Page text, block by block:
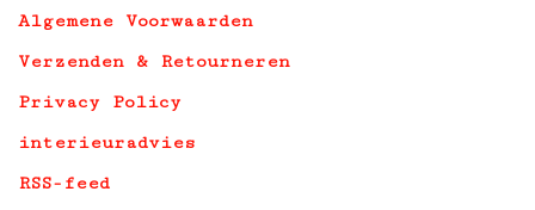
Algemene Voorwaarden
Verzenden & Retourneren
Privacy Policy
interieuradvies
RSS-feed